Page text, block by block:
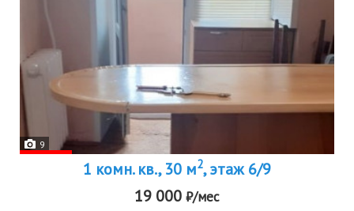
9
1 комн. кв., 30 м2, этаж 6/9
19 000 ₽/мес